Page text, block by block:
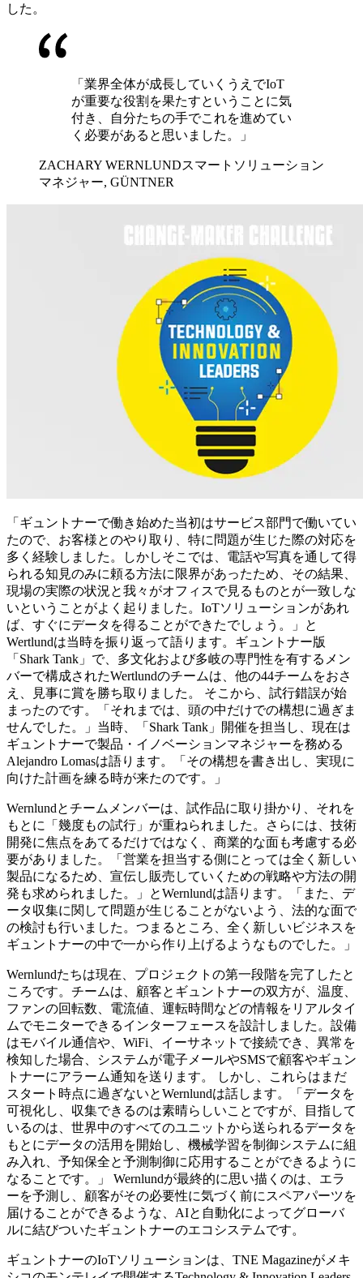
した。
「業界全体が成長していくうえでIoT
が重要な役割を果たすということに気
付き、自分たちの手でこれを進めてい
く必要があると思いました。」
ZACHARY WERNLUNDスマートソリューション
マネジャー, GÜNTNER
「ギュントナーで働き始めた当初はサービス部門で働いてい
たので、お客様とのやり取り、特に問題が生じた際の対応を
多く経験しました。しかしそこでは、電話や写真を通して得
られる知見のみに頼る方法に限界があったため、その結果、
現場の実際の状況と我々がオフィスで見るものとが一致しな
いということがよく起りました。IoTソリューションがあれ
ば、すぐにデータを得ることができたでしょう。」と
Wertlundは当時を振り返って語ります。ギュントナー版
「Shark Tank」で、多文化および多岐の専門性を有するメン
バーで構成されたWertlundのチームは、他の44チームをおさ
え、見事に賞を勝ち取りました。 そこから、試行錯誤が始
まったのです。「それまでは、頭の中だけでの構想に過ぎま
せんでした。」当時、「Shark Tank」開催を担当し、現在は
ギュントナーで製品・イノベーションマネジャーを務める
Alejandro Lomasは語ります。「その構想を書き出し、実現に
向けた計画を練る時が来たのです。」
Wernlundとチームメンバーは、試作品に取り掛かり、それを
もとに「幾度もの試行」が重ねられました。さらには、技術
開発に焦点をあてるだけではなく、商業的な面も考慮する必
要がありました。「営業を担当する側にとっては全く新しい
製品になるため、宣伝し販売していくための戦略や方法の開
発も求められました。」とWernlundは語ります。「また、デ
ータ収集に関して問題が生じることがないよう、法的な面で
の検討も行いました。つまるところ、全く新しいビジネスを
ギュントナーの中で一から作り上げるようなものでした。」
Wernlundたちは現在、プロジェクトの第一段階を完了したと
ころです。チームは、顧客とギュントナーの双方が、温度、
ファンの回転数、電流値、運転時間などの情報をリアルタイ
ムでモニターできるインターフェースを設計しました。設備
はモバイル通信や、WiFi、イーサネットで接続でき、異常を
検知した場合、システムが電子メールやSMSで顧客やギュン
トナーにアラーム通知を送ります。 しかし、これらはまだ
スタート時点に過ぎないとWernlundは話します。「データを
可視化し、収集できるのは素晴らしいことですが、目指して
いるのは、世界中のすべてのユニットから送られるデータを
もとにデータの活用を開始し、機械学習を制御システムに組
み入れ、予知保全と予測制御に応用することができるように
なることです。」 Wernlundが最終的に思い描くのは、エラ
ーを予測し、顧客がその必要性に気づく前にスペアパーツを
届けることができるような、AIと自動化によってグローバ
ルに結びついたギュントナーのエコシステムです。
ギュントナーのIoTソリューションは、TNE Magazineがメキ